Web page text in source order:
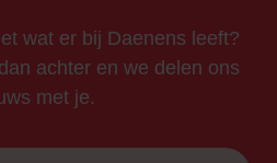
wat er bij Daenens leeft?
achter en we delen ons
met je.